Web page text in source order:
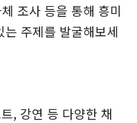
조사 등을 통해 흥미
는 주제를 발굴해보세
, 강연 등 다양한 채